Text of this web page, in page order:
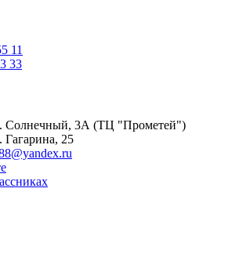
11
33
Солнечный, 3А (ТЦ "Прометей")
Гагарина, 25